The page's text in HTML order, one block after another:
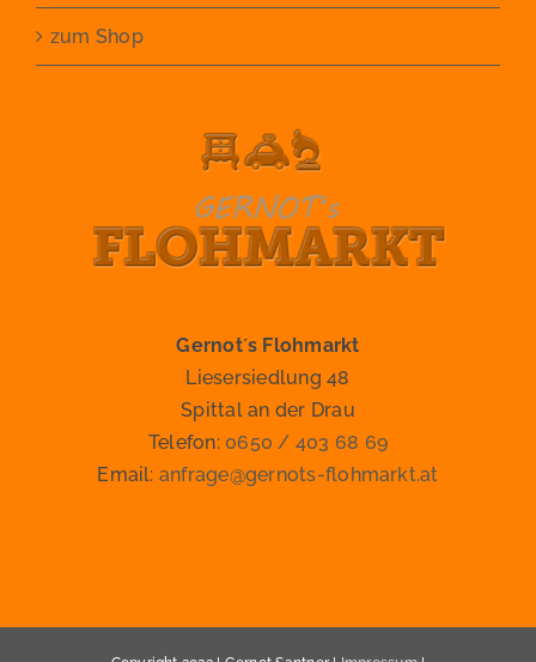
zum Shop
Gernot´s Flohmarkt
Liesersiedlung 48
Spittal an der Drau
Telefon: 0650 / 403 68 69
Email: anfrage@gernots-flohmarkt.at